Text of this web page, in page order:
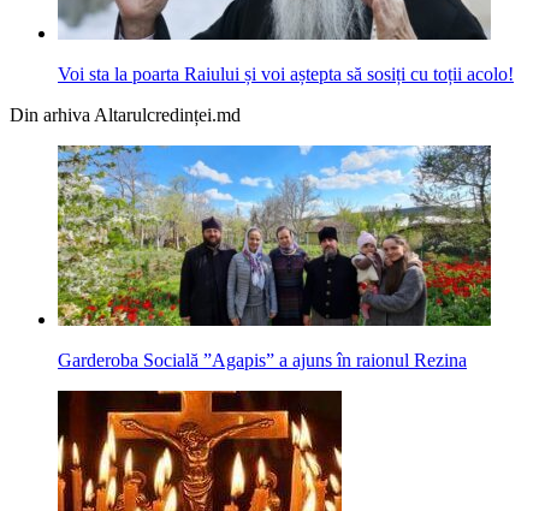
Voi sta la poarta Raiului și voi aștepta să sosiți cu toții acolo!
Din arhiva Altarulcredinței.md
Garderoba Socială ”Agapis” a ajuns în raionul Rezina